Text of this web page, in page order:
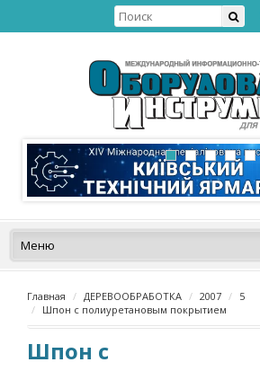
Главная ДЕРЕВООБРАБОТКА 2007
5
Шпон с полиуретановым покрытием
Шпон с